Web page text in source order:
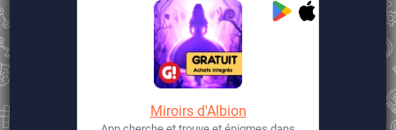
Miroirs d'Albion